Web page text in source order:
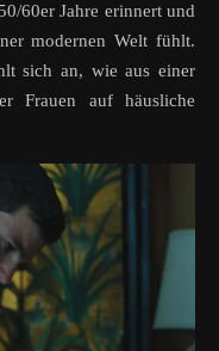
60er Jahre erinnert und
modernen Welt fühlt.
sich an, wie aus einer
Frauen auf häusliche